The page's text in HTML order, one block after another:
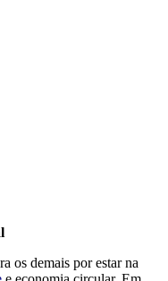
os demais por estar na